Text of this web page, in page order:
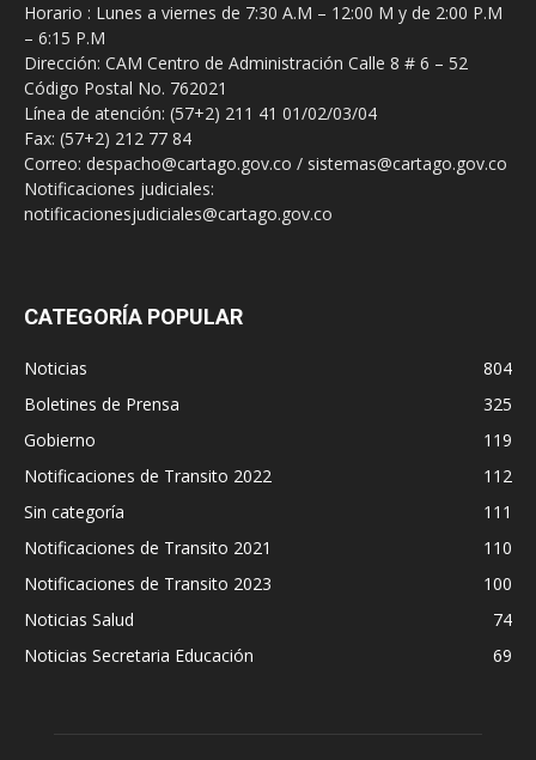
Horario : Lunes a viernes de 7:30 A.M – 12:00 M y de 2:00 P.M
– 6:15 P.M
Dirección: CAM Centro de Administración Calle 8 # 6 – 52
Código Postal No. 762021
Línea de atención: (57+2) 211 41 01/02/03/04
Fax: (57+2) 212 77 84
Correo: despacho@cartago.gov.co / sistemas@cartago.gov.co
Notificaciones judiciales:
notificacionesjudiciales@cartago.gov.co
CATEGORÍA POPULAR
Noticias
804
Boletines de Prensa
325
Gobierno
119
Notificaciones de Transito 2022
112
Sin categoría
111
Notificaciones de Transito 2021
110
Notificaciones de Transito 2023
100
Noticias Salud
74
Noticias Secretaria Educación
69